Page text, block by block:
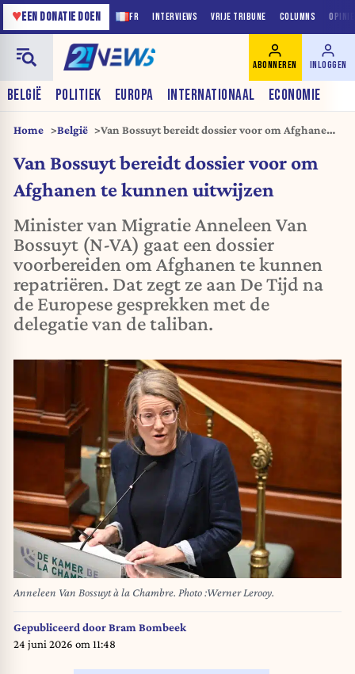
FR INTERVIEWS VRIJE TRIBUNE COLUMNS
♥EEN DONATIE DOEN
BELGIË POLITIEK EUROPA INTERNATIONAAL ECONOMIE
ABONNEREN INLOGGEN
Home België
Van Bossuyt bereidt dossier voor om Afghanen
Van Bossuyt bereidt dossier voor om
Afghanen te kunnen uitwijzen
Minister van Migratie Anneleen Van
Bossuyt (N-VA) gaat een dossier
voorbereiden om Afghanen te kunnen
repatriëren. Dat zegt ze aan De Tijd na
de Europese gesprekken met de
delegatie van de taliban.
Anneleen Van Bossuyt à la Chambre. Photo :Werner Lerooy.
Gepubliceerd doorBram Bombeek
24 juni 2026 om 11:48